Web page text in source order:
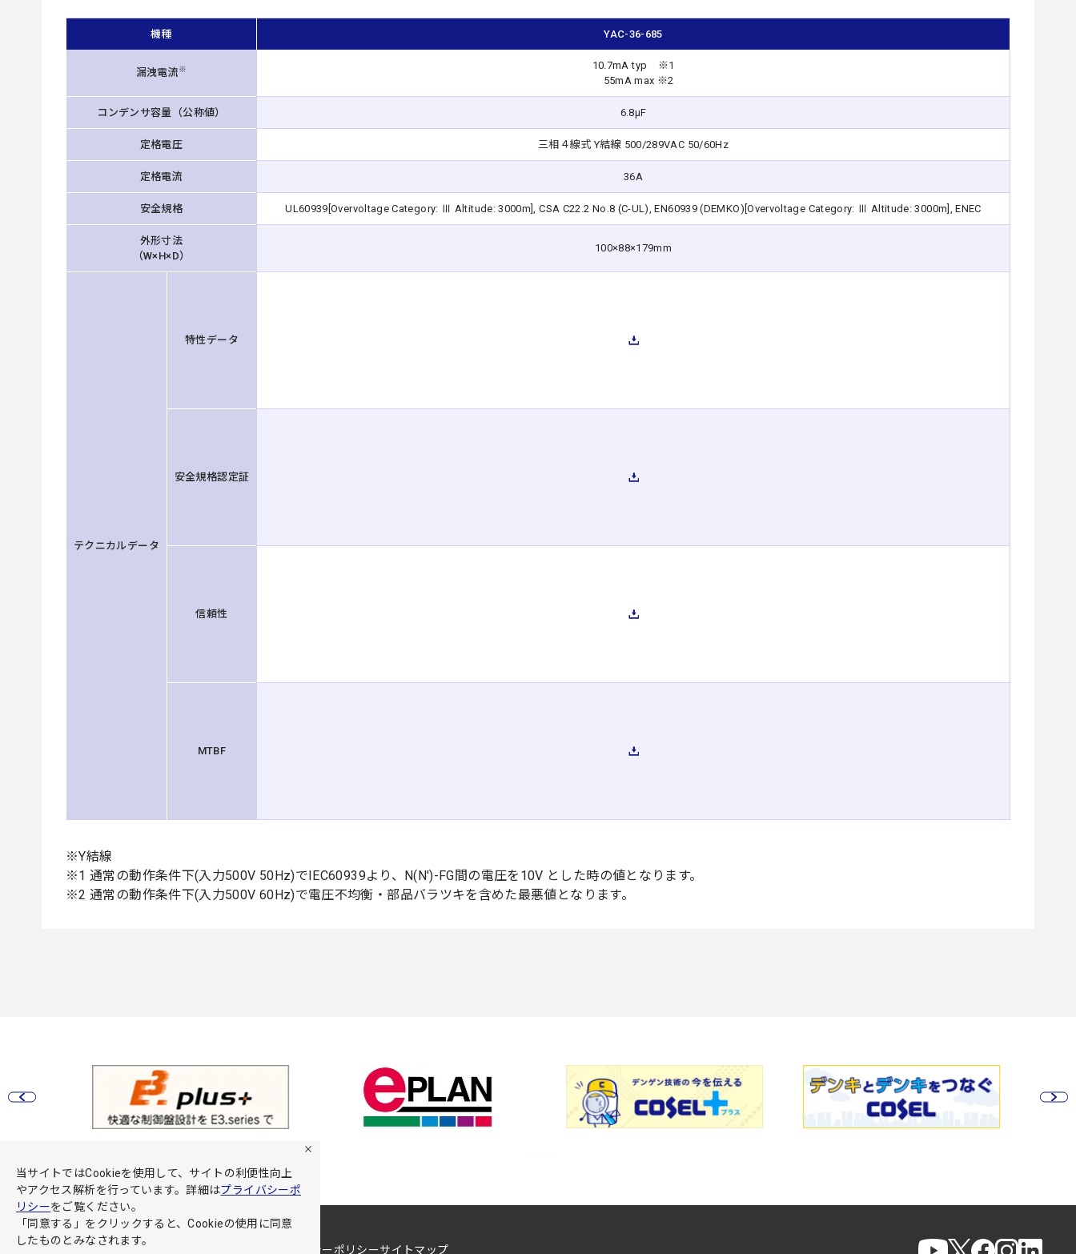
当サイトではCookieを使用して、サイトの利便性向上
やアクセス解析を行っています。詳細はプライバシーポ
リシーをご覧ください。
「同意する」をクリックすると、Cookieの使用に同意
したものとみなされます。
機種 YAC-36-685
漏洩電流※
10.7mA typ ※1
55mA max ※2
コンデンサ容量（公称値） 6.8μF
定格電圧 三相４線式 Y結線 500/289VAC 50/60Hz
定格電流 36A
安全規格 UL60939[Overvoltage Category: Ⅲ Altitude: 3000m], CSA C22.2 No.8 (C-UL), EN60939 (DEMKO)[Overvoltage Category: Ⅲ Altitude: 3000m], ENEC
外形寸法
（W×H×D）
100×88×179mm
テクニカルデータ
特性データ
安全規格認定証
信頼性
MTBF
※Y結線
※1 通常の動作条件下(入力500V 50Hz)でIEC60939より、N(N')-FG間の電圧を10V とした時の値となります。
※2 通常の動作条件下(入力500V 60Hz)で電圧不均衡・部品バラツキを含めた最悪値となります。
プライバシーポリシーサイトマップ